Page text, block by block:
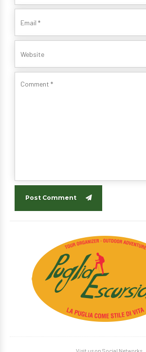
Post Comment
Visit us on Social Networks